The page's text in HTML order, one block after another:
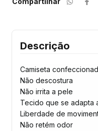
Descrição
Camiseta
Não descostura
Não irrita a pele
Tecido que se adapta
Liberdade de
Não retém odor